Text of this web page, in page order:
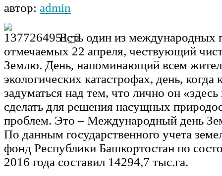
автор: admin
Есть один из международных
отмечаемых 22 апреля, чествующий
Землю. День, напоминающий всем
экологических катастрофах, день,
задуматься над тем, что лично он
сделать для решения насущных
проблем. Это – Международный день
По данным государственного учета
фонд Республики Башкортостан по
2016 года составил 14294,7 тыс.га.